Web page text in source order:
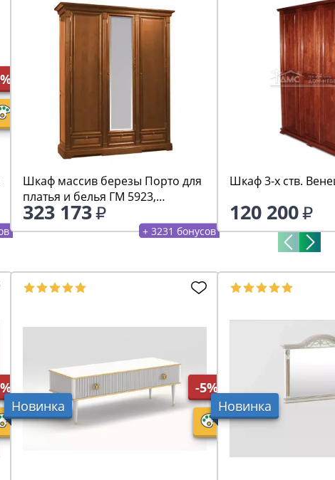
Шкаф массив березы Порто для
платья и белья ГМ 5923,
беловежский орех
323 173
+ 3231 бонусов
Шкаф 3-х ств.
120 200
Новинка
-5%
Новинка